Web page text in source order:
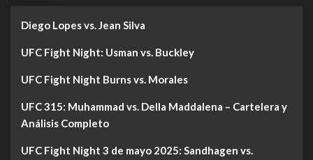
Diego Lopes vs. Jean Silva
UFC Fight Night: Usman vs. Buckley
UFC Fight Night Burns vs. Morales
UFC 315: Muhammad vs. Della Maddalena – Cartelera y
Análisis Completo
UFC Fight Night 3 de mayo 2025: Sandhagen vs.